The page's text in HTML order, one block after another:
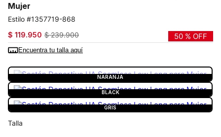
Mujer
1357719-868
$ 119.950 $ 239.900 50 % OFF
Encuentra tu talla aquí
NARANJA
BLACK
GRIS
Talla